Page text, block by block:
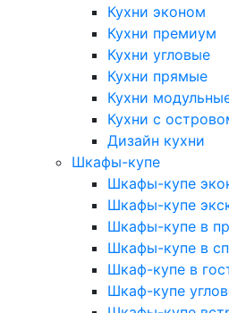
Кухни эконом
Кухни премиум
Кухни угловые
Кухни прямые
Кухни
Кухни с
Дизайн кухни
Шкафы-купе
Шкафы-купе
Шкафы-купе
Шкафы-купе в
Шкафы-купе в
Шкаф-купе в
Шкаф-купе